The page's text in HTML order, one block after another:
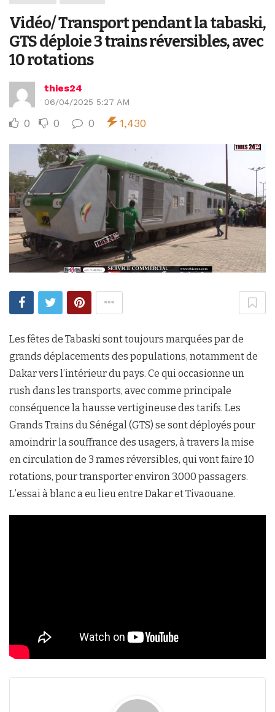
Vidéo/ Transport pendant la tabaski,
GTS déploie 3 trains réversibles, avec
10 rotations
thies24
06/04/2025 5:27 AM
0 0 0 1,430
Les fêtes de Tabaski sont toujours marquées par de
grands déplacements des populations, notamment de
Dakar vers l’intérieur du pays. Ce qui occasionne un
rush dans les transports, avec comme principale
conséquence la hausse vertigineuse des tarifs. Les
Grands Trains du Sénégal (GTS) se sont déployés pour
amoindrir la souffrance des usagers, à travers la mise
en circulation de 3 rames réversibles, qui vont faire 10
rotations, pour transporter environ 3.000 passagers.
L’essai à blanc a eu lieu entre Dakar et Tivaouane.